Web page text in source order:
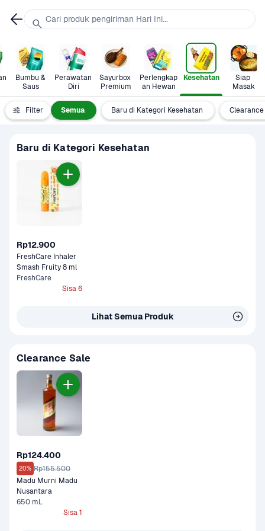
Bumbu &
Saus
Perawatan
Diri
Sayurbox
Premium
Perlengkap
an Hewan
Kesehatan
Siap
Masak
Filter Semua Baru di Kategori Kesehatan
Baru di Kategori Kesehatan
Rp12.900
FreshCare Inhaler
Smash Fruity 8 ml
FreshCare
Sisa 6
Lihat Semua Produk
Clearance Sale
Rp124.400
20% Rp155.500
Madu Murni Madu
Nusantara
650 mL
Sisa 1
Cari produk pengiriman Hari Ini...